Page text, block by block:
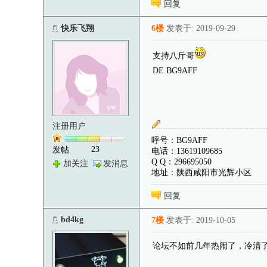
回复
快乐飞翔
注册用户
发帖
23
加关注
发消息
6楼 发表于: 2019-09-29
支持八斤哥
DE BG9AFF
呼号：BG9AFF
电话：13619109685
Q Q：296695050
地址：陕西咸阳市光辉小区
回复
bd4kg 7楼 发表于: 2019-10-05
论坛不如前几年热闹了，冷清